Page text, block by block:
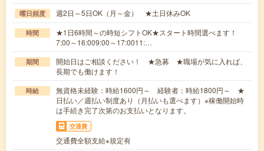
曜日頻度 週2日～5日OK（月～金） ★土日休みOK
時間
★1日6時間～の時短シフトOK★スタート時間選べます！
7:00～16:009:00～17:0011:…
期間
開始日はご相談ください！ ★急募 ★職場が気に入れば、
長期でも働けます！
時給
無資格未経験：時給1600円～ 経験者：時給1800円～ ★
日払い／週払い制度あり（月払いも選べます）※稼働開始時
は手続き完了次第のお支払いとなります。
交通費
交通費全額支給※規定有